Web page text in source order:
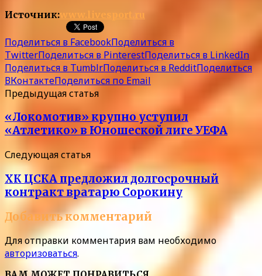
Источник:www.livesport.ru
Поделиться в FacebookПоделиться в
TwitterПоделиться в PinterestПоделиться в LinkedIn
Поделиться в TumblrПоделиться в RedditПоделиться
ВКонтактеПоделиться по Email
Предыдущая статья
«Локомотив» крупно уступил
«Атлетико» в Юношеской лиге УЕФА
Следующая статья
ХК ЦСКА предложил долгосрочный
контракт вратарю Сорокину
Добавить комментарий
Для отправки комментария вам необходимо
авторизоваться.